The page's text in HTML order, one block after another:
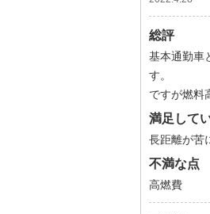
総評
基本通勤車
す。
ですが燃料
満足して
長距離が苦
不満な点
高燃費